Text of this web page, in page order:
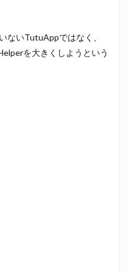
ないTutuAppではなく、
を大きくしようという